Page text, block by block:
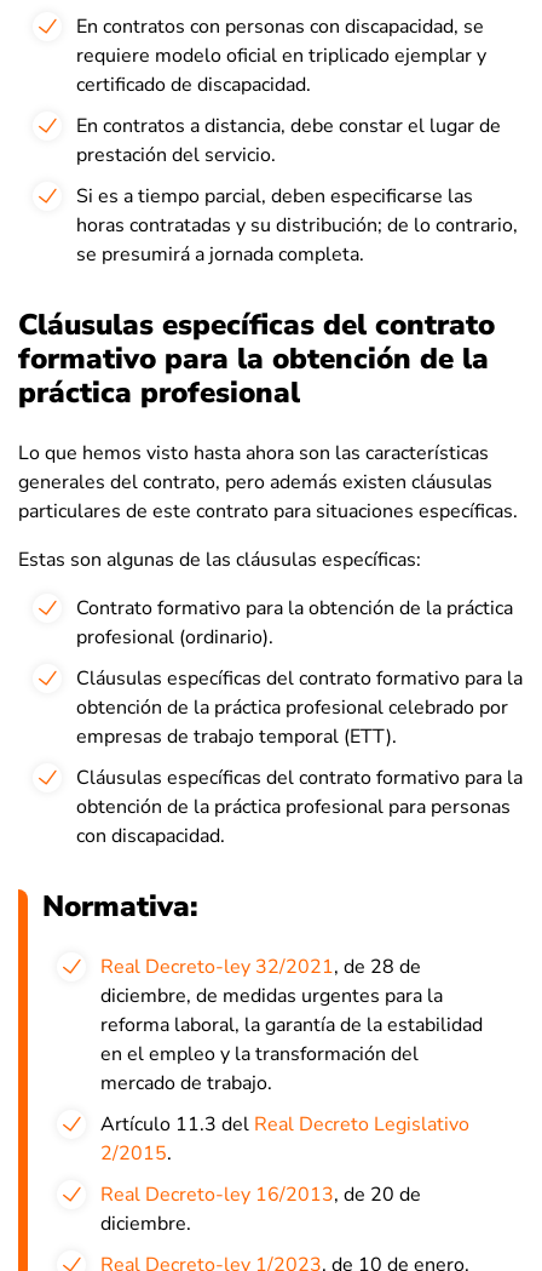
En contratos con personas con discapacidad, se
requiere modelo oficial en triplicado ejemplar y
certificado de discapacidad.
En contratos a distancia, debe constar el lugar de
prestación del servicio.
Si es a tiempo parcial, deben especificarse las
horas contratadas y su distribución; de lo contrario,
se presumirá a jornada completa.
Cláusulas específicas del contrato
formativo para la obtención de la
práctica profesional
Lo que hemos visto hasta ahora son las características
generales del contrato, pero además existen cláusulas
particulares de este contrato para situaciones específicas.
Estas son algunas de las cláusulas específicas:
Contrato formativo para la obtención de la práctica
profesional (ordinario).
Cláusulas específicas del contrato formativo para la
obtención de la práctica profesional celebrado por
empresas de trabajo temporal (ETT).
Cláusulas específicas del contrato formativo para la
obtención de la práctica profesional para personas
con discapacidad.
Normativa:
Real Decreto-ley 32/2021, de 28 de
diciembre, de medidas urgentes para la
reforma laboral, la garantía de la estabilidad
en el empleo y la transformación del
mercado de trabajo.
Artículo 11.3 del Real Decreto Legislativo
2/2015.
Real Decreto-ley 16/2013, de 20 de
diciembre.
Real Decreto-ley 1/2023, de 10 de enero.